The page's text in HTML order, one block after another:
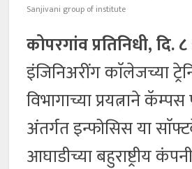
Sanjivani group of institute
कोपरगांव प्रतिनिधी, दि.
इंजिनिअरींग काॅलेजच्या
विभागाच्या प्रयत्नाने
अंतर्गत इन्फोसिस या
आघाडीच्या बहुराष्ट्रीय